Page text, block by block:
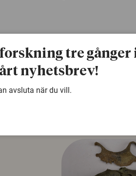
tre gånger
nyhetsbrev!
avsluta när du vill.